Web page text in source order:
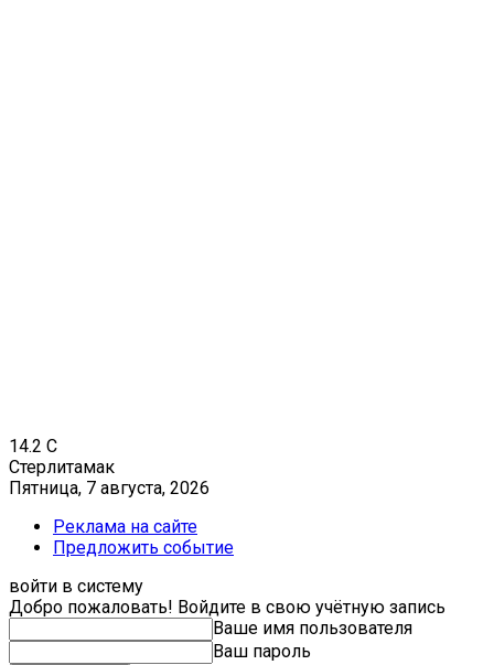
14.2 C
Стерлитамак
Пятница, 7 августа, 2026
Реклама на сайте
Предложить событие
войти в систему
Добро пожаловать! Войдите в свою учётную запись
Ваше имя пользователя
Ваш пароль